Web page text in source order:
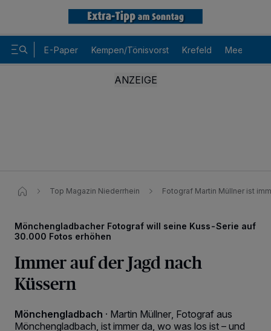
E-Paper Kempen/Tönisvorst Krefeld Meerbusch
Top Magazin Niederrhein Fotograf Martin Müllner ist
Mönchengladbacher Fotograf will seine Kuss-Serie auf
30.000 Fotos erhöhen
Immer auf der Jagd nach
Küssern
Mönchengladbach · Martin Müllner, Fotograf aus
Mönchengladbach, ist immer da, wo was los ist – und